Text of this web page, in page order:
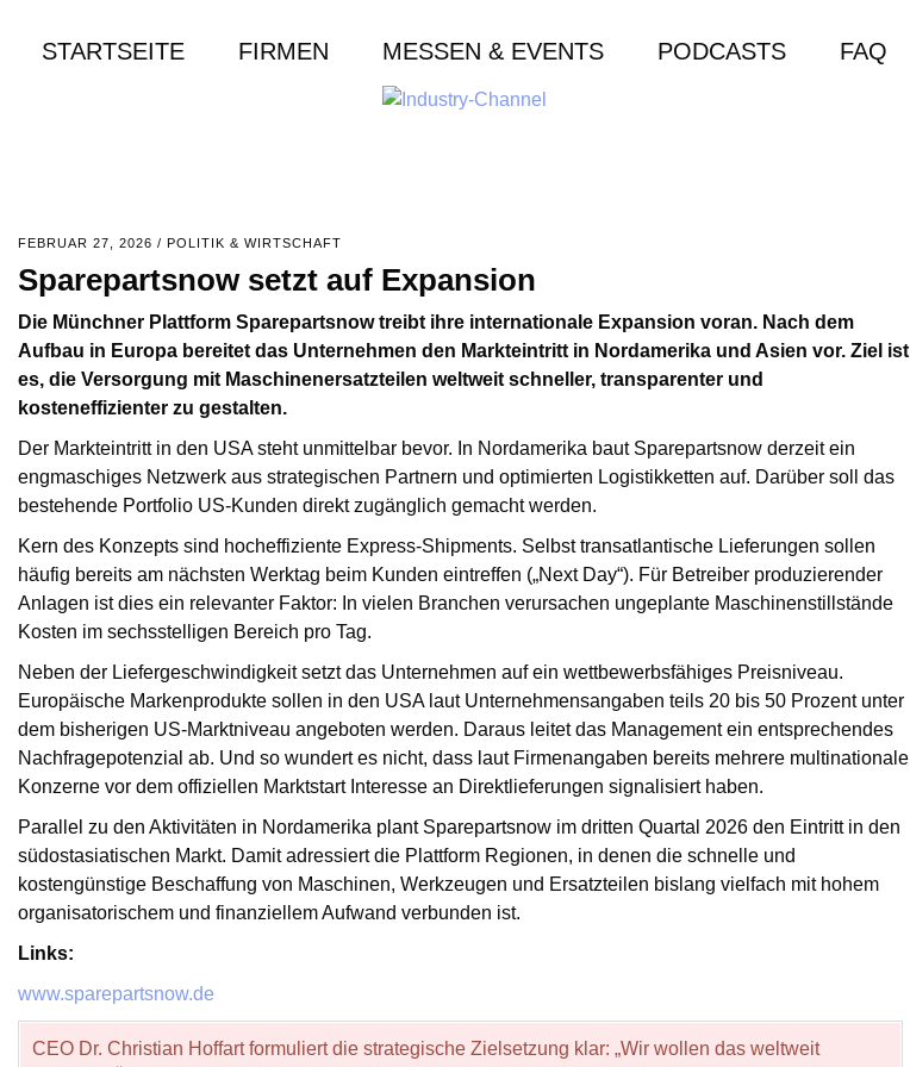
STARTSEITE FIRMEN MESSEN & EVENTS PODCASTS FAQ
FEBRUAR 27, 2026 / POLITIK & WIRTSCHAFT
Sparepartsnow setzt auf Expansion
Die Münchner Plattform Sparepartsnow treibt ihre internationale Expansion voran. Nach dem
Aufbau in Europa bereitet das Unternehmen den Markteintritt in Nordamerika und Asien vor. Ziel ist
es, die Versorgung mit Maschinenersatzteilen weltweit schneller, transparenter und
kosteneffizienter zu gestalten.
Der Markteintritt in den USA steht unmittelbar bevor. In Nordamerika baut Sparepartsnow derzeit ein
engmaschiges Netzwerk aus strategischen Partnern und optimierten Logistikketten auf. Darüber soll das
bestehende Portfolio US-Kunden direkt zugänglich gemacht werden.
Kern des Konzepts sind hocheffiziente Express-Shipments. Selbst transatlantische Lieferungen sollen
häufig bereits am nächsten Werktag beim Kunden eintreffen („Next Day“). Für Betreiber produzierender
Anlagen ist dies ein relevanter Faktor: In vielen Branchen verursachen ungeplante Maschinenstillstände
Kosten im sechsstelligen Bereich pro Tag.
Neben der Liefergeschwindigkeit setzt das Unternehmen auf ein wettbewerbsfähiges Preisniveau.
Europäische Markenprodukte sollen in den USA laut Unternehmensangaben teils 20 bis 50 Prozent unter
dem bisherigen US-Marktniveau angeboten werden. Daraus leitet das Management ein entsprechendes
Nachfragepotenzial ab. Und so wundert es nicht, dass laut Firmenangaben bereits mehrere multinationale
Konzerne vor dem offiziellen Marktstart Interesse an Direktlieferungen signalisiert haben.
Parallel zu den Aktivitäten in Nordamerika plant Sparepartsnow im dritten Quartal 2026 den Eintritt in den
südostasiatischen Markt. Damit adressiert die Plattform Regionen, in denen die schnelle und
kostengünstige Beschaffung von Maschinen, Werkzeugen und Ersatzteilen bislang vielfach mit hohem
organisatorischem und finanziellem Aufwand verbunden ist.
Links:
www.sparepartsnow.de
CEO Dr. Christian Hoffart formuliert die strategische Zielsetzung klar: „Wir wollen das weltweit